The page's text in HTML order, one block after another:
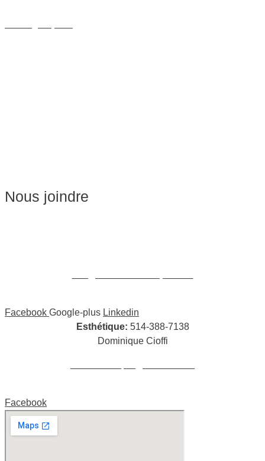
Nous joindre
Facebook Google-plus Linkedin
Esthétique: 514-388-7138
Dominique Cioffi
Facebook